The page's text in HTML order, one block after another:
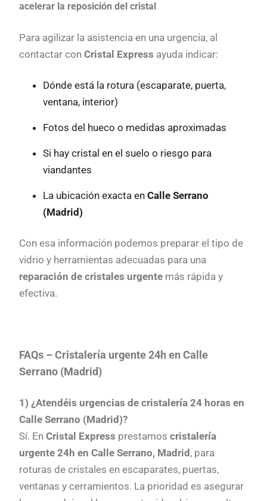
acelerar la reposición del cristal
Para agilizar la asistencia en una urgencia, al
contactar conCristal Express ayuda indicar:
Dónde está la rotura (escaparate, puerta,
ventana, interior)
Fotos del hueco o medidas aproximadas
Si hay cristal en el suelo o riesgo para
viandantes
La ubicación exacta enCalle Serrano
(Madrid)
Con esa información podemos preparar el tipo de
vidrio y herramientas adecuadas para una
reparación de cristales urgente más rápida y
efectiva.
FAQs – Cristalería urgente 24h en Calle
Serrano (Madrid)
1) ¿Atendéis urgencias de cristalería 24 horas en
Calle Serrano (Madrid)?
Sí. EnCristal Express prestamoscristalería
urgente 24h en Calle Serrano, Madrid , para
roturas de cristales en escaparates, puertas,
ventanas y cerramientos. La prioridad es asegurar